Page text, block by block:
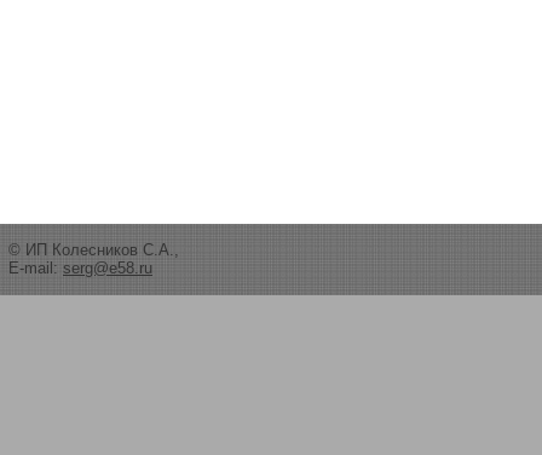
© ИП Колесников С.А.,
E-mail: serg@e58.ru